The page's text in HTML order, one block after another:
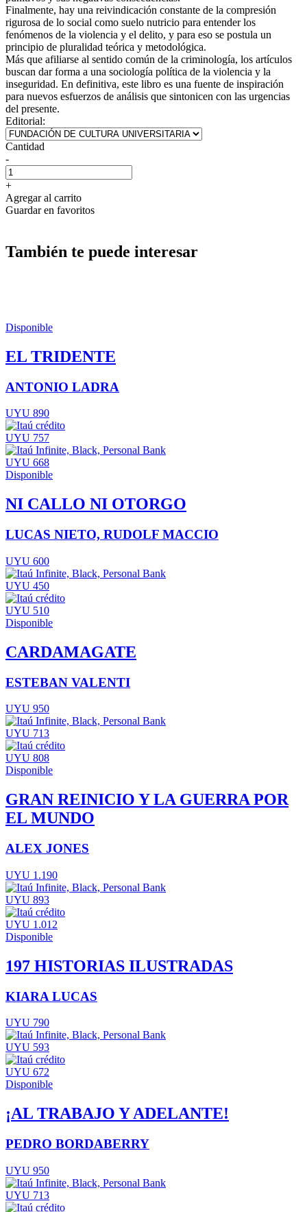
Finalmente, hay una reivindicación constante de la compresión
rigurosa de lo social como suelo nutricio para entender los
fenómenos de la violencia y el delito, y para eso se postula un
principio de pluralidad teórica y metodológica.
Más que afiliarse al sentido común de la criminología, los artículos
buscan dar forma a una sociología política de la violencia y la
inseguridad. En definitiva, este libro es una fuente de inspiración
para nuevos esfuerzos de análisis que sintonicen con las urgencias
del presente.
Editorial:
Cantidad
-
+
Agregar al carrito
Guardar en favoritos
También te puede interesar
Disponible
EL TRIDENTE
ANTONIO LADRA
UYU 890
UYU 757
UYU 668
Disponible
NI CALLO NI OTORGO
LUCAS NIETO, RUDOLF MACCIO
UYU 600
UYU 450
UYU 510
Disponible
CARDAMAGATE
ESTEBAN VALENTI
UYU 950
UYU 713
UYU 808
Disponible
GRAN REINICIO Y LA GUERRA POR
EL MUNDO
ALEX JONES
UYU 1.190
UYU 893
UYU 1.012
Disponible
197 HISTORIAS ILUSTRADAS
KIARA LUCAS
UYU 790
UYU 593
UYU 672
Disponible
¡AL TRABAJO Y ADELANTE!
PEDRO BORDABERRY
UYU 950
UYU 713